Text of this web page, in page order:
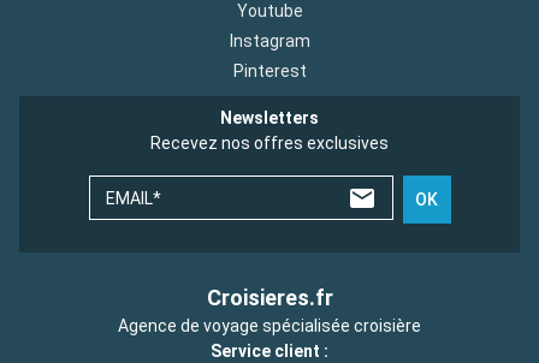
Youtube
Instagram
Pinterest
Newsletters
Recevez nos offres exclusives
EMAIL* OK
Croisieres.fr
Agence de voyage spécialisée croisière
Service client :